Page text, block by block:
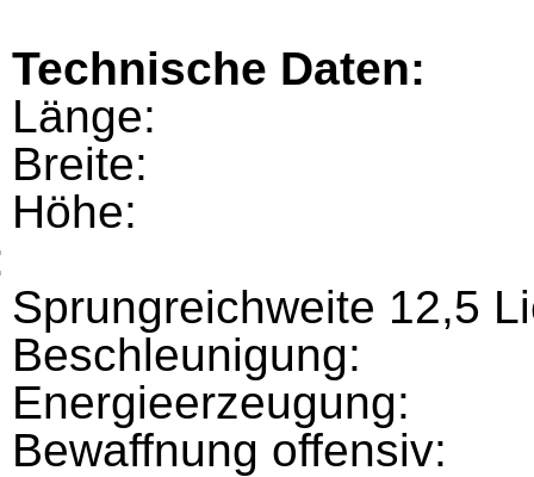
Technische Daten:
Länge:
Breite:
Höhe:
Sprungreichweite 12,5
Beschleunigung:
Energieerzeugung:
Bewaffnung offensiv: